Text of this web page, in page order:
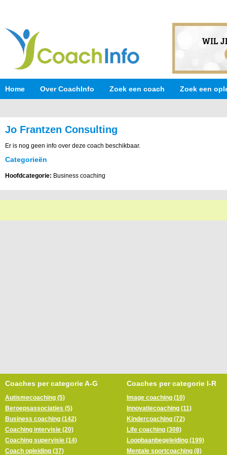
Home Over CoachInfo Zoek een coach Zoek een
Jo Frantzen Consulting
Er is nog geen info over deze coach beschikbaar.
Categorieën
Hoofdcategorie: Business coaching
Coaches per categorie A-G
Autismecoaching (5)
Beroepsassociaties (5)
Business coaching (142)
Coaching intervisie (20)
Coaching supervisie (14)
Coach opleiding (37)
Coaches per categorie I-R
Image coaching (10)
Innovatiecoaching (11)
Kindercoaching (72)
Life coaching (308)
Loopbaanbegeleiding (199)
Mentale sportcoaching (8)